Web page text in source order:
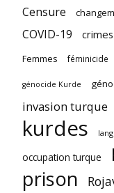
Censure
COVID-19
Femmes féminicide
génocide Kurde
invasion turque
kurdes
occupation turque
prison